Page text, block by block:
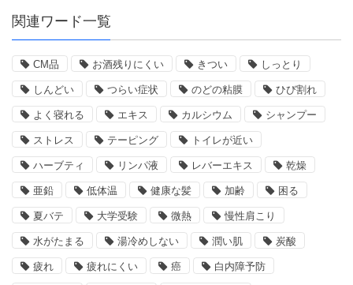
関連ワード一覧
CM品 お酒残りにくい きつい しっとり
しんどい つらい症状 のどの粘膜 ひび割れ
よく寝れる エキス カルシウム シャンプー
ストレス テーピング トイレが近い
ハーブティ リンパ液 レバーエキス 乾燥
亜鉛 低体温 健康な髪 加齢 困る
夏バテ 大学受験 微熱 慢性肩こり
水がたまる 湯冷めしない 潤い肌 炭酸
疲れ 疲れにくい 癌 白内障予防